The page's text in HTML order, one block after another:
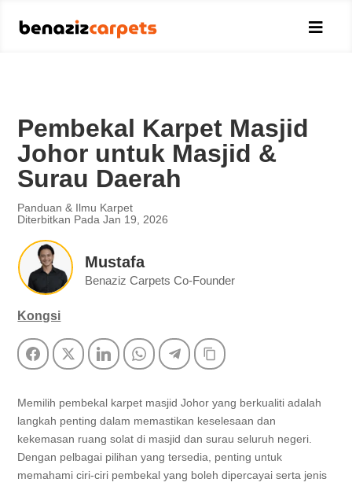

Pembekal Karpet Masjid
Johor untuk Masjid &
Surau Daerah
Panduan & Ilmu Karpet
Diterbitkan Pada Jan 19, 2026
Mustafa
Benaziz Carpets Co-Founder
Kongsi
FacebookTwitter LinkedInWhatsAppTelegramCopy Link
Memilih pembekal karpet masjid Johor yang berkualiti adalah
langkah penting dalam memastikan keselesaan dan
kekemasan ruang solat di masjid dan surau seluruh negeri.
Dengan pelbagai pilihan yang tersedia, penting untuk
memahami ciri-ciri pembekal yang boleh dipercayai serta jenis